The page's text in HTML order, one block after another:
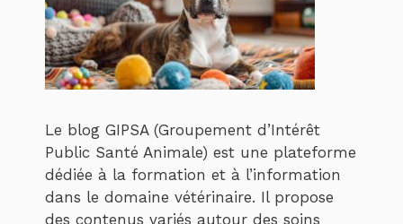
Le blog GIPSA (Groupement d’Intérêt
Public Santé Animale) est une plateforme
dédiée à la formation et à l’information
dans le domaine vétérinaire. Il propose
des contenus variés autour des soins